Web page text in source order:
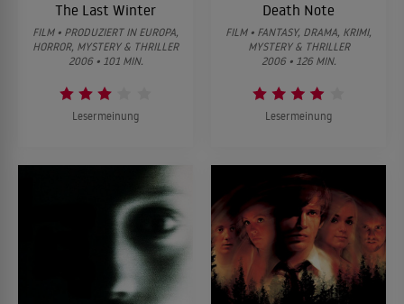
The Last Winter
FILM • PRODUZIERT IN EUROPA,
HORROR, MYSTERY & THRILLER
2006 • 101 MIN.
Lesermeinung
Death Note
FILM • FANTASY, DRAMA, KRIMI,
MYSTERY & THRILLER
2006 • 126 MIN.
Lesermeinung